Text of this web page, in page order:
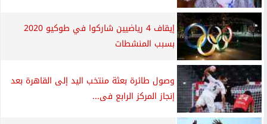
إيقاف 4 رياضيين شاركوا في طوكيو 2020
بسبب المنشطات
وصول طائرة بعثة منتخب اليد إلى القاهرة بعد
إنجاز المركز الرابع فى...